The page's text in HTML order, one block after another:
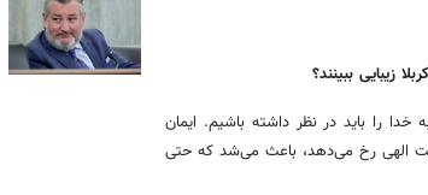
زیبایی ببینند؟
را باید در نظر داشته باشیم. ایمان
الهی رخ می‌دهد، باعث می‌شد که حتی